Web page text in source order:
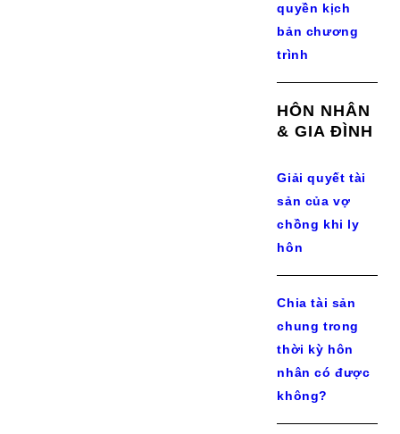
quyền kịch
bản chương
trình
HÔN NHÂN
& GIA ĐÌNH
Giải quyết tài
sản của vợ
chồng khi ly
hôn
Chia tài sản
chung trong
thời kỳ hôn
nhân có được
không?